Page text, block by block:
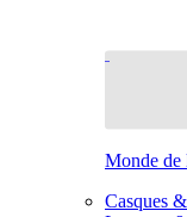
Monde de
Casques